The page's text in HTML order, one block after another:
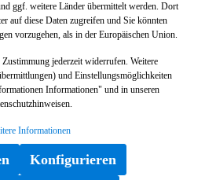
ggf. weitere Länder übermittelt werden. Dort
auf diese Daten zugreifen und Sie könnten
vorzugehen, als in der Europäischen Union.
jederzeit widerrufen. Weitere
und Einstellungsmöglichkeiten
Informationen" und in unseren
Informationen
Konfigurieren